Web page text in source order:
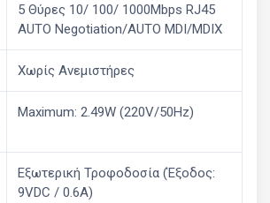
5 Θύρες 10/ 100/ 1000Mbps RJ45
AUTO Negotiation/AUTO MDI/MDIX
Χωρίς Ανεμιστήρες
Maximum: 2.49W (220V/50Hz)
Εξωτερική Τροφοδοσία (Έξοδος:
9VDC / 0.6A)